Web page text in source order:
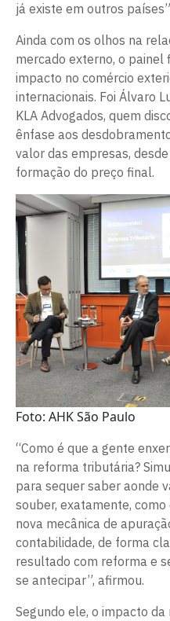
já existe em outros
Ainda com os olhos na
mercado externo, o painel
impacto no comércio
internacionais. Foi Álvaro
KLA Advogados, quem
ênfase aos
valor das empresas,
formação do preço final.
Foto: AHK São Paulo
“Como é que a gente
na reforma tributária?
para sequer saber aonde
souber, exatamente,
nova mecânica de
contabilidade, de forma
resultado com reforma e
se antecipar”, afirmou.
Segundo ele, o impacto